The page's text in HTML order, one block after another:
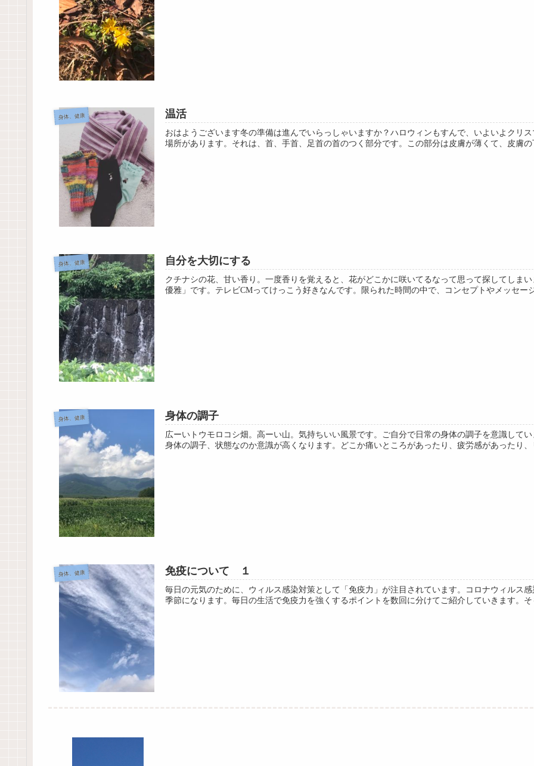
身体、健康 温活
おはようございます冬の準備は進んでいらっしゃいますか？ハロウィンもすんで、いよいよクリ
場所があります。それは、首、手首、足首の首のつく部分です。この部分は皮膚が薄くて、皮膚
身体、健康 自分を大切にする
クチナシの花、甘い香り。一度香りを覚えると、花がどこかに咲いてるなって思って探してしま
優雅」です。テレビCMってけっこう好きなんです。限られた時間の中で、コンセプトやメッセー
身体、健康 身体の調子
広ーいトウモロコシ畑。高ーい山。気持ちいい風景です。ご自分で日常の身体の調子を意識して
身体の調子、状態なのか意識が高くなります。どこか痛いところがあったり、疲労感があったり、
身体、健康 免疫について １
毎日の元気のために、ウィルス感染対策として「免疫力」が注目されています。コロナウィルス
季節になります。毎日の生活で免疫力を強くするポイントを数回に分けてご紹介していきます。そ